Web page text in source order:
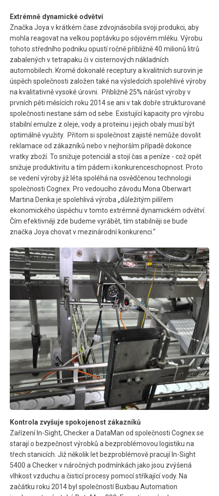
Extrémně dynamické odvětví
Značka Joya v krátkém čase zdvojnásobila svoji produkci, aby
mohla reagovat na velkou poptávku po sójovém mléku. Výrobu
tohoto středního podniku opustí ročně přibližně 40 milionů litrů
zabalených v tetrapaku či v cisternových nákladních
automobilech. Kromě dokonalé receptury a kvalitních surovin je
úspěch společnosti založen také na výsledcích spolehlivé výroby
na kvalitativně vysoké úrovni. Přibližně 25% nárůst výroby v
prvních pěti měsících roku 2014 se ani v tak dobře strukturované
společnosti nestane sám od sebe. Existující kapacity pro výrobu
stabilní emulze z oleje, vody a proteinu i jejich obaly musí být
optimálně využity. Přitom si společnost zajisté nemůže dovolit
reklamace od zákazníků nebo v nejhorším případě dokonce
vratky zboží. To snižuje potenciál a stojí čas a peníze - což opět
snižuje produktivitu a tím pádem i konkurenceschopnost. Proto
se vedení výroby již léta spoléhá na osvědčenou technologii
společnosti Cognex. Pro vedoucího závodu Mona Oberwart
Martina Denka je spolehlivá výroba „důležitým pilířem
ekonomického úspěchu v tomto extrémně dynamickém odvětví.
Čím efektivněji zde budeme vyrábět, tím stabilněji se bude
značka Joya chovat v mezinárodní konkurenci.“
Kontrola zvyšuje spokojenost zákazníků
Zařízení In-Sight, Checker a DataMan od společnosti Cognex se
starají o bezpečnost výrobků a bezproblémovou logistiku na
třech stanicích. Již několik let bezproblémově pracují In-Sight
5400 a Checker v náročných podmínkách jako jsou zvýšená
vlhkost vzduchu a čisticí procesy pomocí stříkající vody. Na
začátku roku 2014 byl společností Buxbau Automation